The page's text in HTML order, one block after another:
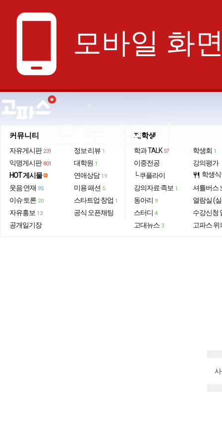
phone_android 모바일 화
으로 보기
커뮤니티
자유게시판 231
익명게시판 801
HOT 게시물
웃음·연재 95
이슈·토론 20
자유홍보 13
공개일기장
정보·리뷰 1
대학원 1
연애상담 19
미용·패션 5
스타트업·창업 1
공식 오픈채팅
재학생
학과 TALK 57
이중전공
└ 쿠플라이
강의자료·족보 1
동아리 9
스터디 4
고대뉴스 3
학생회 1
강의평가
restaurant 학생
셔틀버스
열람실 (
수강신청
고파스 위